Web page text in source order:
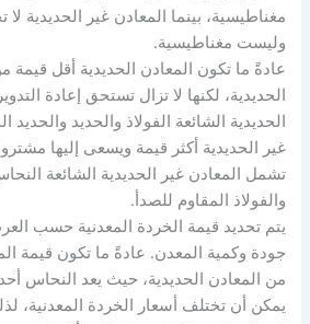
مغناطيسية، بينما المعادن غير الحديدية
وليست مغناطيسية.
عادةً ما تكون المعادن الحديدية أقل قيمة
الحديدية، لكنها لا تزال تستحق إعادة
الحديدية الشائعة الفولاذ والحديد
غير الحديدية أكثر قيمة ويسعى إليها
تشمل المعادن غير الحديدية الشائعة
والفولاذ المقاوم للصدأ.
يتم تحديد قيمة الخردة المعدنية حسب
جودة وكمية المعدن. عادةً ما تكون قيمة
من المعادن الحديدية، حيث يعد النحاس
يمكن أن تختلف أسعار الخردة المعدنية،